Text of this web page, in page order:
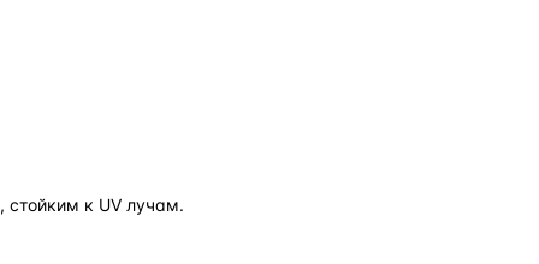
к UV лучам.